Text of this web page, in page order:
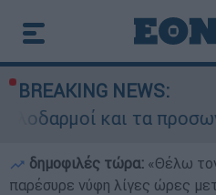
BREAKING NEWS:
προσωνύμια
δημοφιλές τώρα: «Θέλω
παρέσυρε νύφη λίγες ώρες